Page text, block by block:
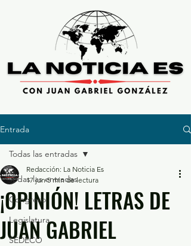
Entrada
Todas las entradas
Congreso
Legislatura
SEDECO
Todas las entradas
¡OPINIÓN! LETRAS DE
JUAN GABRIEL
Redacción: La Noticia Es
17 jun 5 min de lectura